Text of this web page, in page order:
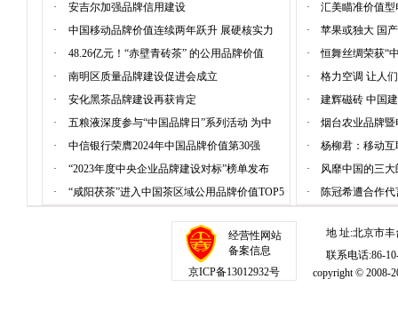
·
安吉尔加强品牌信用建设
·
中国移动品牌价值连续两年跃升 展硬核实力
·
48.26亿元！“赤壁青砖茶” 的公用品牌价值
·
南明区质量品牌建设促进会成立
·
安化黑茶品牌建设再获肯定
·
五粮液深度参与“中国品牌日”系列活动 为中
·
中信银行荣膺2024年中国品牌价值第30强
·
“2023年度中央企业品牌建设对标”榜单发布
·
“咸阳茯茶”进入中国茶区域公用品牌价值TOP5
·
汇美瞄准价值
·
苹果或独大 国
·
恒舞丝绸荣获“
·
格力空调 让人
·
建辉磁砖 中国
·
烟台农业品牌
·
杨柳君：移动
·
风靡中国的三
·
陈冠希遭合作
经营性网站
备案信息
京ICP备13012932号
地 址:北京市
联系电话:86-
copyright © 2008-